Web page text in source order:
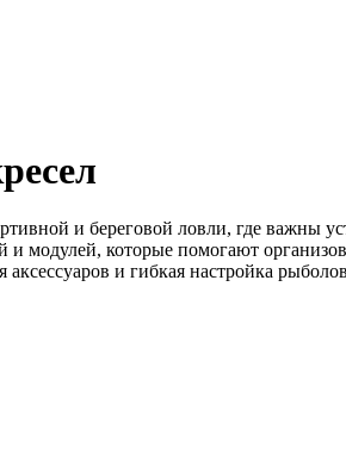
и береговой ловли, где важны
и модулей, которые помогают
и гибкая настройка